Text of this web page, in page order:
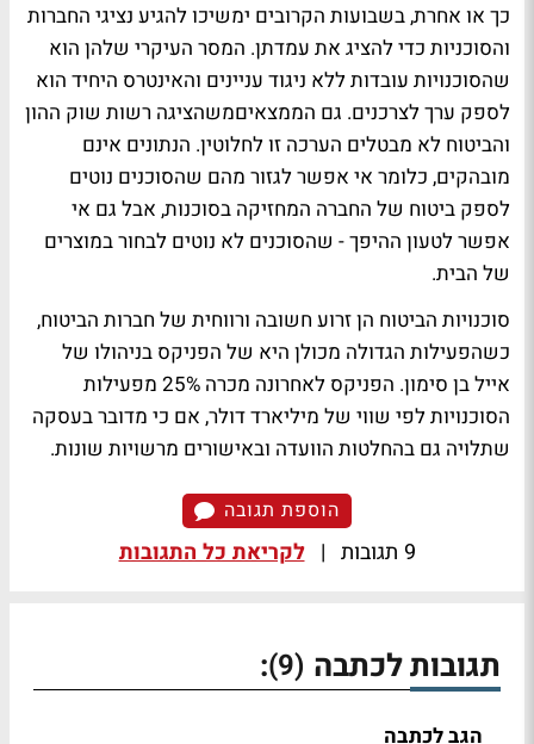
כך או אחרת, בשבועות הקרובים ימשיכו להגיע נציגי החברות
והסוכניות כדי להציג את עמדתן. המסר העיקרי שלהן הוא
שהסוכנויות עובדות ללא ניגוד עניינים והאינטרס היחיד הוא
לספק ערך לצרכנים. גם הממצאיםמשהציגה רשות שוק ההון
והביטוח לא מבטלים הערכה זו לחלוטין. הנתונים אינם
מובהקים, כלומר אי אפשר לגזור מהם שהסוכנים נוטים
לספק ביטוח של החברה המחזיקה בסוכנות, אבל גם אי
אפשר לטעון ההיפך - שהסוכנים לא נוטים לבחור במוצרים
של הבית.
סוכנויות הביטוח הן זרוע חשובה ורווחית של חברות הביטוח,
כשהפעילות הגדולה מכולן היא של הפניקס בניהולו של
אייל בן סימון. הפניקס לאחרונה מכרה 25% מפעילות
הסוכנויות לפי שווי של מיליארד דולר, אם כי מדובר בעסקה
שתלויה גם בהחלטות הוועדה ובאישורים מרשויות שונות.
הוספת תגובה
9 תגובות | לקריאת כל התגובות
תגובות לכתבה (9)
:
הגב לכתבה